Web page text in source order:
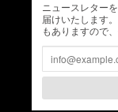
ニュースレター
届けいたします
もありますので